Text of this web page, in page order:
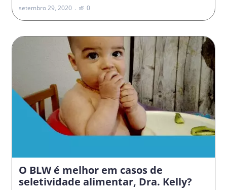
setembro 29, 2020 0
O BLW é melhor em casos de
seletividade alimentar, Dra. Kelly?